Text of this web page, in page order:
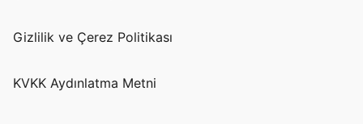
Gizlilik ve Çerez Politikası
KVKK Aydınlatma Metni